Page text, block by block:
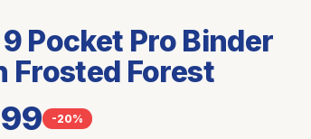
Pocket Pro Binder
Frosted Forest
-20%